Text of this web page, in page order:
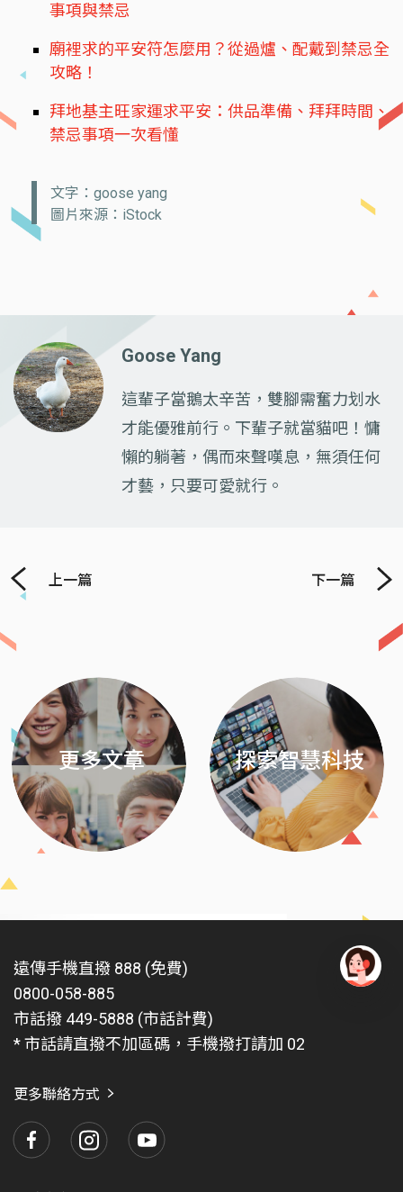
事項與禁忌
廟裡求的平安符怎麼用？從過爐、配戴到禁忌全
攻略！
拜地基主旺家運求平安：供品準備、拜拜時間、
禁忌事項一次看懂
文字：goose yang
圖片來源：iStock
Goose Yang
這輩子當鵝太辛苦，雙腳需奮力划水
才能優雅前行。下輩子就當貓吧！慵
懶的躺著，偶而來聲嘆息，無須任何
才藝，只要可愛就行。
上一篇 下一篇
更多文章 探索智慧科技
Next
遠傳手機直撥 888 (免費)
0800-058-885
市話撥 449-5888 (市話計費)
* 市話請直撥不加區碼，手機撥打請加 02
更多聯絡方式